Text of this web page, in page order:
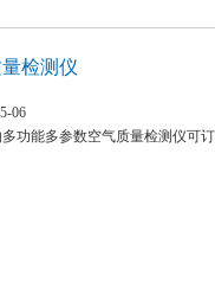
检测仪
06
功能多参数空气质量检测仪可订